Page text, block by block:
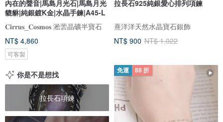
內在的聲音|馬島月光石|馬島月光
貔貅|純銀鍍K金|水晶手鍊|A45-L
𝐂𝐢𝐫𝐫𝐮𝐬_𝐂𝐨𝐬𝐦𝐨𝐬 淞蕓晶礦半寶石
NT$ 4,860
可客製
拉長石925純銀愛心排列項鍊
熹洋洋天然水晶寶石銀飾
NT$ 900 NT$ 1,022
你是不是想找
拉長石項鍊
免運 88 折